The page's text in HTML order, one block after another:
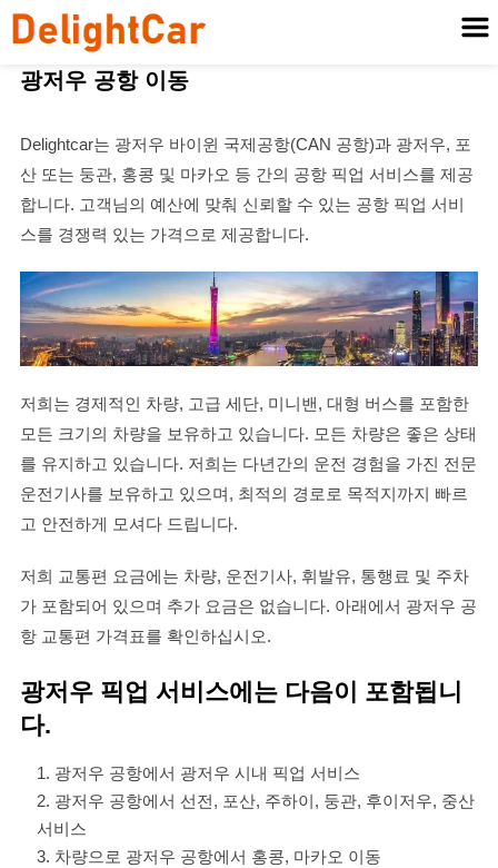
광저우 공항 이동
Delightcar는 광저우 바이윈 국제공항(CAN 공항)과 광저우, 포
산 또는 둥관, 홍콩 및 마카오 등 간의 공항 픽업 서비스를 제공
합니다. 고객님의 예산에 맞춰 신뢰할 수 있는 공항 픽업 서비
스를 경쟁력 있는 가격으로 제공합니다.
저희는 경제적인 차량, 고급 세단, 미니밴, 대형 버스를 포함한
모든 크기의 차량을 보유하고 있습니다. 모든 차량은 좋은 상태
를 유지하고 있습니다. 저희는 다년간의 운전 경험을 가진 전문
운전기사를 보유하고 있으며, 최적의 경로로 목적지까지 빠르
고 안전하게 모셔다 드립니다.
저희 교통편 요금에는 차량, 운전기사, 휘발유, 통행료 및 주차
가 포함되어 있으며 추가 요금은 없습니다. 아래에서 광저우 공
항 교통편 가격표를 확인하십시오.
광저우 픽업 서비스에는 다음이 포함됩니
다.
광저우 공항에서 광저우 시내 픽업 서비스
광저우 공항에서 선전, 포산, 주하이, 둥관, 후이저우, 중산
서비스
차량으로 광저우 공항에서 홍콩, 마카오 이동